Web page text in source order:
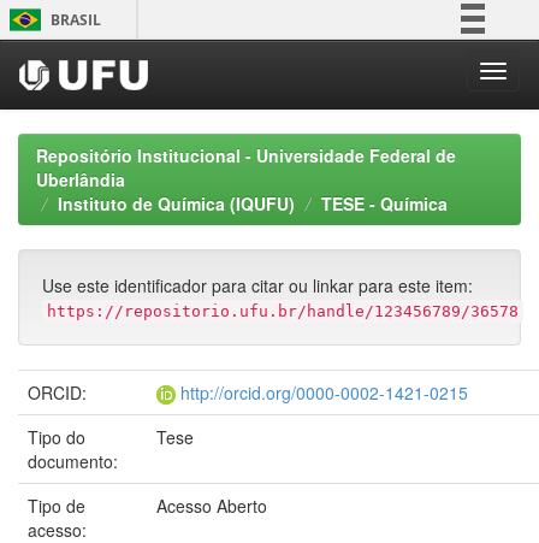
Skip
navigation
BRASIL
Participe
Acesso à informação
Legislação
Repositório Institucional - Universidade Federal de
Uberlândia
Instituto de Química (IQUFU)
TESE - Química
Use este identificador para citar ou linkar para este item:
https://repositorio.ufu.br/handle/123456789/36578
ORCID:
http://orcid.org/0000-0002-1421-0215
Tipo do
documento:
Tese
Tipo de
acesso:
Acesso Aberto